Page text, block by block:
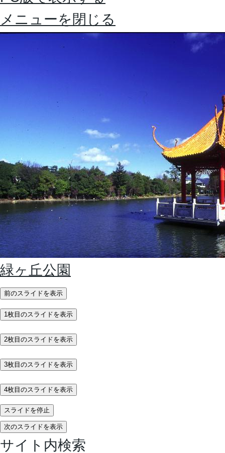
メニューを閉じる
ラ
イ
ド
緑ヶ丘公園
前のスライドを表示
1枚目のスライドを表示
2枚目のスライドを表示
3枚目のスライドを表示
4枚目のスライドを表示
スライドを停止
次のスライドを表示
サイト内検索